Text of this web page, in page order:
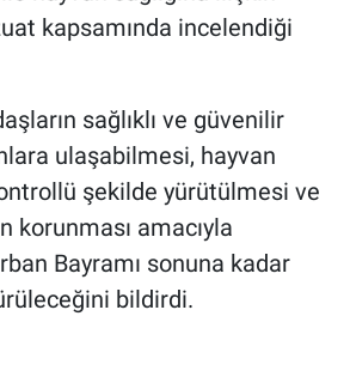
kapsamında incelendiği
sağlıklı ve güvenilir
ulaşabilmesi, hayvan
şekilde yürütülmesi ve
korunması amacıyla
Bayramı sonuna kadar
bildirdi.